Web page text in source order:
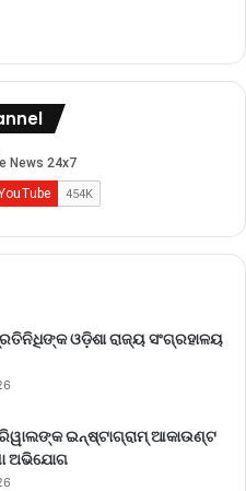
ଓଡ଼ିଶା ରାଜ୍ୟ ସଂଗ୍ରହାଳୟ
ଇନ୍‌ଷ୍ଟାଗ୍ରାମ୍ ଆକାଉଣ୍ଟ
ଅଭିଯୋଗ